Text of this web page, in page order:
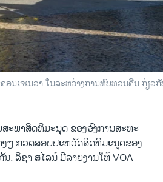
ນເຈເນວາ ໃນລະຫວ່າງການທົບທວນຄືນ ກ່ຽວ
ະພາສິດທິມະນຸດ ຂອງອົງການສະຫະ
ງໆ ກວດສອບປະ​ຫວັດສິດທິມະນຸດຂອງ
ລິຊາ ສໄລນ໌ ມີ​ລາຍ​ງານ​ໃຫ້ VOA